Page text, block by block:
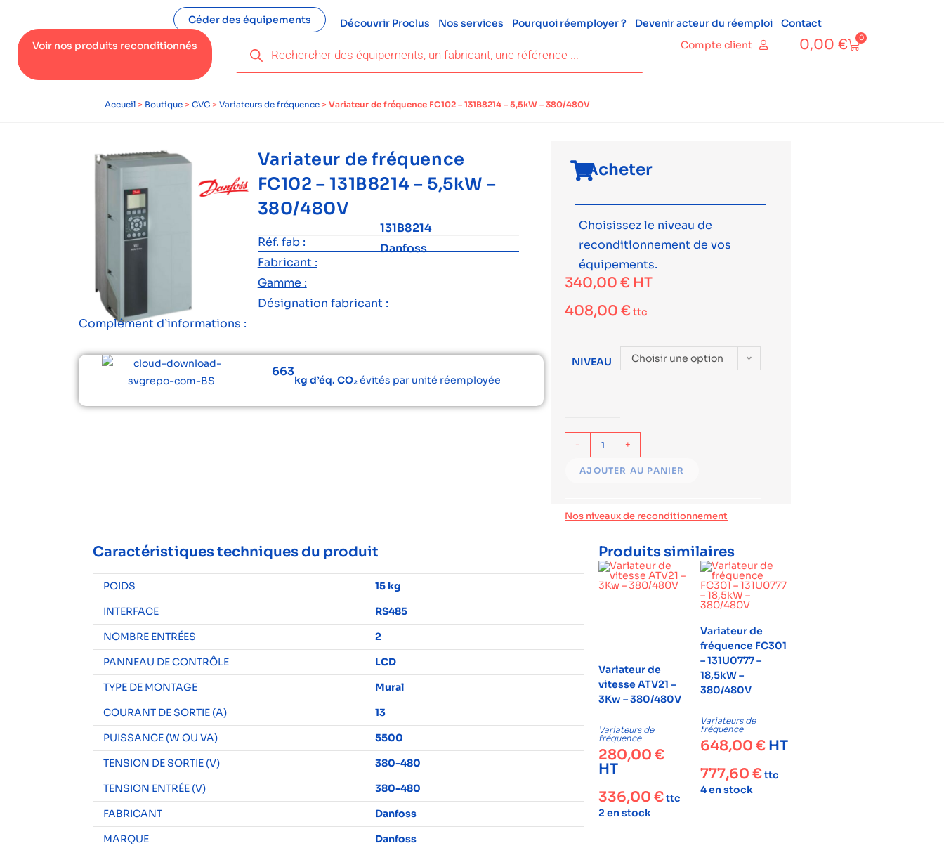
Céder des équipements Découvrir Proclus Nos services Pourquoi réemployer ? Devenir acteur du réemploi
Contact
Voir nos produits reconditionnés
Compte client 0,00 € 0
Accueil > Boutique > CVC > Variateurs de fréquence > Variateur de fréquence FC102 – 131B8214 – 5,5kW – 380/480V
Variateur de fréquence
FC102 – 131B8214 – 5,5kW –
380/480V
Réf. fab :
131B8214
Fabricant :
Danfoss
Gamme :
Désignation fabricant :
Complément d’informations :
663
kg d’éq. CO₂évités par unité réemployée
Acheter
Choisissez le niveau de
reconditionnement de vos
équipements.
340,00€ HT
408,00€ttc
NIVEAU Choisir une option
- +
AJOUTER AU PANIER
Nos niveaux de reconditionnement
Caractéristiques techniques du produit
POIDS
15 kg
INTERFACE
RS485
NOMBRE ENTRÉES
2
PANNEAU DE CONTRÔLE
LCD
TYPE DE MONTAGE
Mural
COURANT DE SORTIE (A)
13
PUISSANCE (W OU VA)
5500
TENSION DE SORTIE (V)
380-480
TENSION ENTRÉE (V)
380-480
FABRICANT
Danfoss
MARQUE
Danfoss
Produits similaires
Variateur de
vitesse ATV21 –
3Kw – 380/480V
Variateurs de
fréquence
280,00 €
HT
336,00 €ttc
2 en stock
Variateur de
fréquence FC301
– 131U0777 –
18,5kW –
380/480V
Variateurs de
fréquence
648,00 € HT
777,60 €ttc
4 en stock